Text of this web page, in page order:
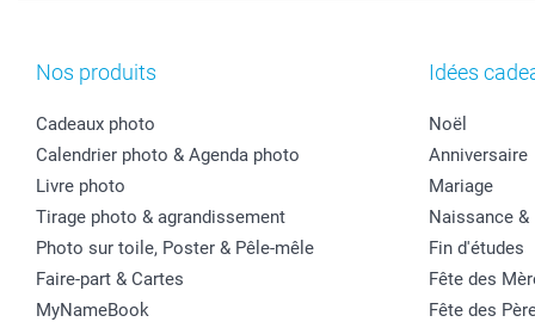
Nos produits
Cadeaux photo
Calendrier photo & Agenda photo
Livre photo
Tirage photo & agrandissement
Photo sur toile, Poster & Pêle-mêle
Faire-part & Cartes
MyNameBook
Idées
Noël
Anniversaire
Mariage
Naissance &
Fin d'études
Fête des
Fête des